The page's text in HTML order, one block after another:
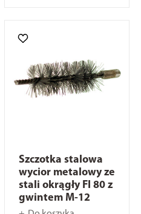
Szczotka stalowa
wycior metalowy ze
stali okrągły FI 80 z
gwintem M-12